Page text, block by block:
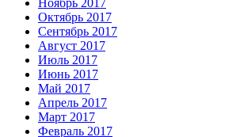
Октябрь 2017
Сентябрь 2017
Август 2017
Июль 2017
Июнь 2017
Май 2017
Апрель 2017
Март 2017
Февраль 2017